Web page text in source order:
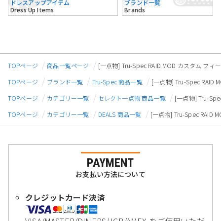
ドレスアップアイテム
Dress Up Items
ブランド一覧
Brands
TOPページ 商品一覧ページ
[一点物] Tru-Spec RAID MOD カスタム フィ
TOPページ
ブランド一覧 Tru-Spec 商品一覧
[一点物] Tru-Spec RAID
TOPページ
カテゴリー一覧 セレクト一点物 商品一覧
[一点物] Tru-
TOPページ
カテゴリー一覧 DEALS 商品一覧 [一点物] Tru-Spec RAID
PAYMENT
お支払い方法について
クレジットカード決済